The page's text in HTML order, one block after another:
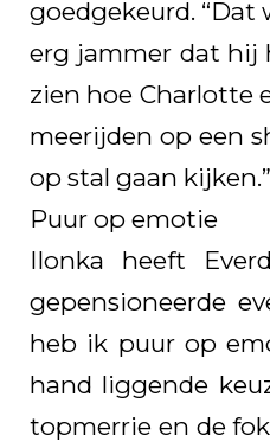
goedgekeurd.
erg jammer dat hij
zien hoe Charlotte
meerijden op een
op stal gaan kijken.”
Puur op emotie
Ilonka heeft
gepensioneerde
heb ik puur op
hand liggende
topmerrie en de